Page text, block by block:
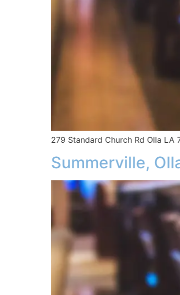
279 Standard Church Rd Olla LA
Summerville,